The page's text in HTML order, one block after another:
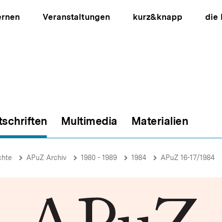
Veranstaltungen kurz&knapp die
Multimedia Materialien
APuZ Archiv 1980 - 1989 1984 APuZ 16-17/1984